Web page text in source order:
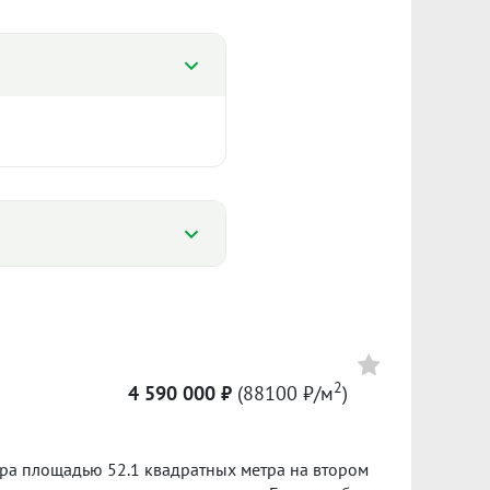
%
2021 II пол. 2023
4 590 000 ₽ (88100 ₽/м2)
площадью 52.1 квадратных метра на втором